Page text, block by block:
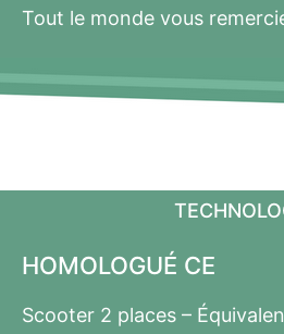
Tout le monde vous
HOMOLOGUÉ CE
Scooter 2 places –